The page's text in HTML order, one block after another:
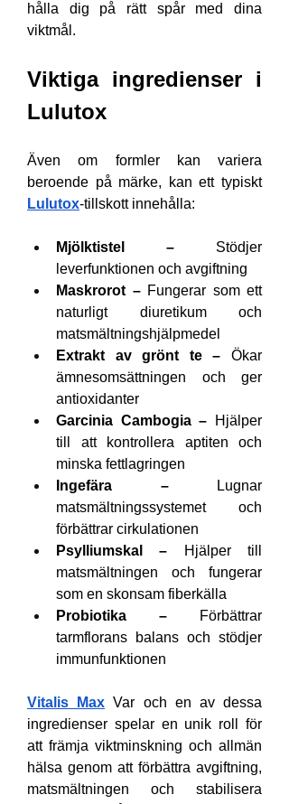
hålla dig på rätt spår med dina
viktmål.
Viktiga ingredienser i
Lulutox
Även om formler kan variera
beroende på märke, kan ett typiskt
Lulutox-tillskott innehålla:
Mjölktistel – Stödjer
leverfunktionen och avgiftning
Maskrorot – Fungerar som ett
naturligt diuretikum och
matsmältningshjälpmedel
Extrakt av grönt te – Ökar
ämnesomsättningen och ger
antioxidanter
Garcinia Cambogia – Hjälper
till att kontrollera aptiten och
minska fettlagringen
Ingefära – Lugnar
matsmältningssystemet och
förbättrar cirkulationen
Psylliumskal – Hjälper till
matsmältningen och fungerar
som en skonsam fiberkälla
Probiotika – Förbättrar
tarmflorans balans och stödjer
immunfunktionen
Vitalis Max Var och en av dessa
ingredienser spelar en unik roll för
att främja viktminskning och allmän
hälsa genom att förbättra avgiftning,
matsmältningen och stabilisera